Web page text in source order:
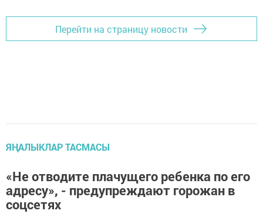
Перейти на страницу новости
ЯҢАЛЫКЛАР ТАСМАСЫ
«Не отводите плачущего ребенка по его
адресу», - предупреждают горожан в
соцсетях